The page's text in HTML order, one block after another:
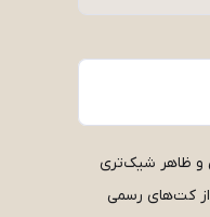
و ظاهر شیک‌تری
از کت‌های رسمی